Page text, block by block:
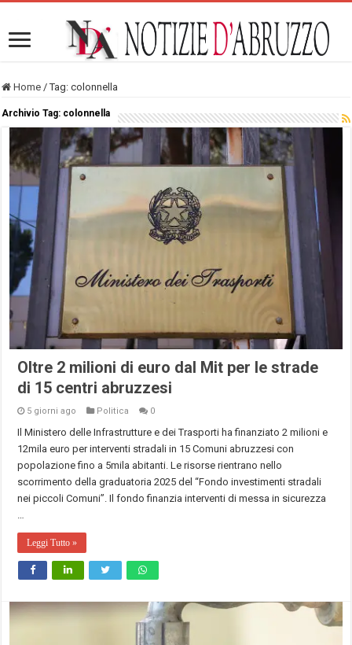
Home / Tag:colonnella
Archivio Tag: colonnella
Oltre 2 milioni di euro dal Mit per le strade
di 15 centri abruzzesi
5 giorni ago Politica 0
Il Ministero delle Infrastrutture e dei Trasporti ha finanziato 2 milioni e
12mila euro per interventi stradali in 15 Comuni abruzzesi con
popolazione fino a 5mila abitanti. Le risorse rientrano nello
scorrimento della graduatoria 2025 del “Fondo investimenti stradali
nei piccoli Comuni”. Il fondo finanzia interventi di messa in sicurezza
…
Leggi Tutto »